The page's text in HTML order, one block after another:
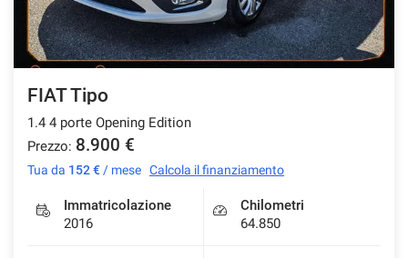
FIAT Tipo
1.4 4 porte Opening Edition
Prezzo: 8.900 €
Tua da 152 € / mese Calcola il finanziamento
Immatricolazione
2016
Chilometri
64.850